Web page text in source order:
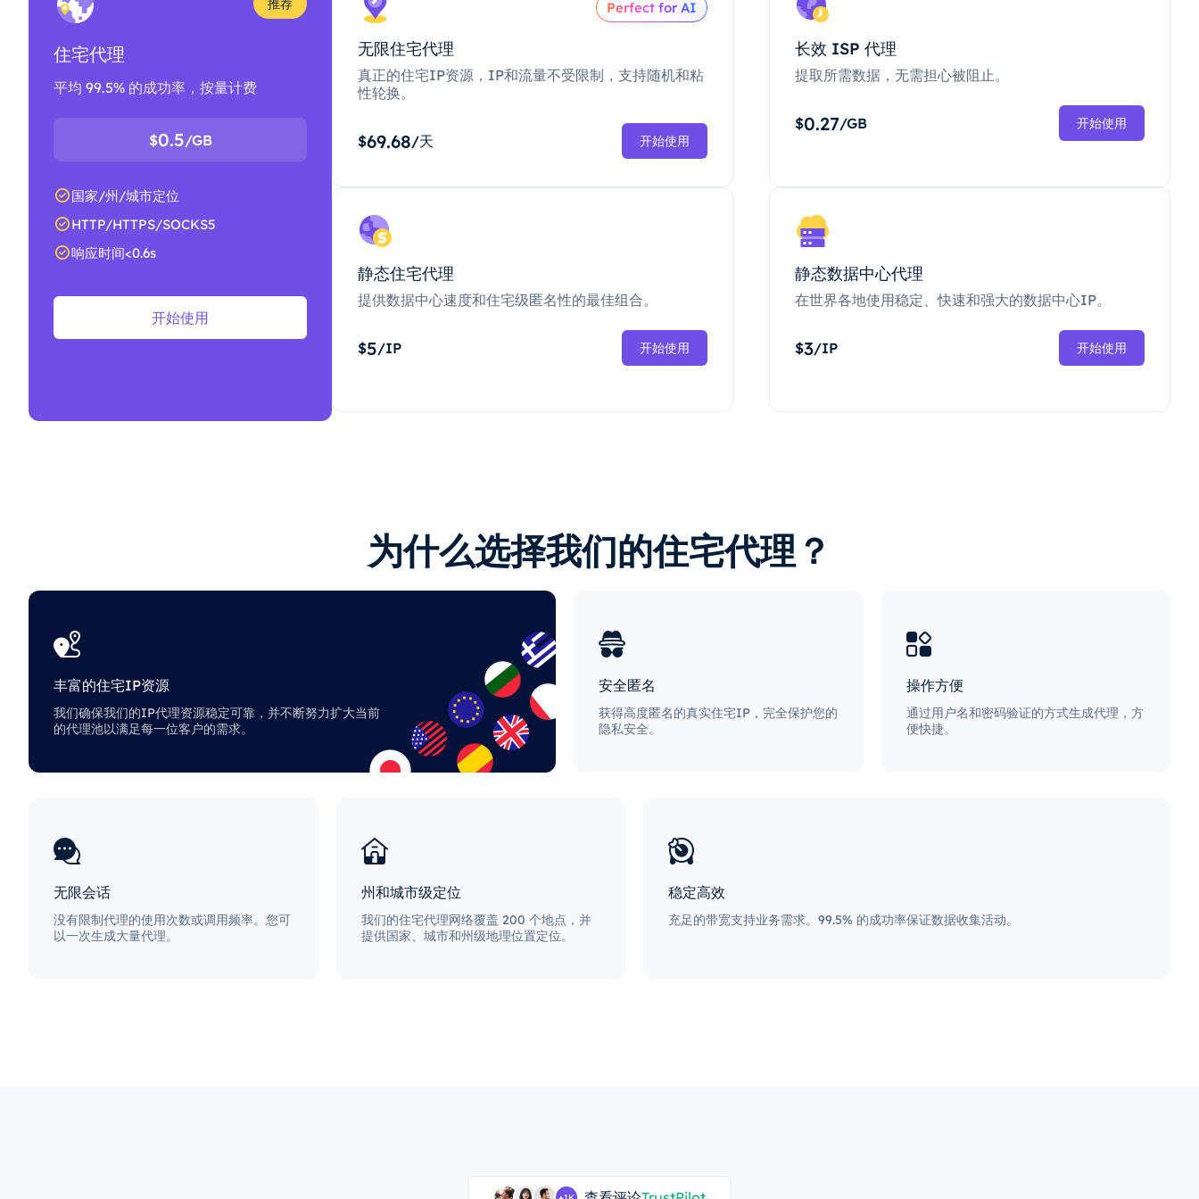
推荐
住宅代理
平均 99.5% 的成功率，按量计费
$0.5/GB
国家/州/城市定位
HTTP/HTTPS/SOCKS5
响应时间<0.6s
开始使用
Perfect for AI
无限住宅代理
真正的住宅IP资源，IP和流量不受限制，支持随机和粘
性轮换。
$69.68/天 开始使用
长效 ISP 代理
提取所需数据，无需担心被阻止。
$0.27/GB 开始使用
静态住宅代理
提供数据中心速度和住宅级匿名性的最佳组合。
$5/IP 开始使用
静态数据中心代理
在世界各地使用稳定、快速和强大的数据中心IP。
$3/IP 开始使用
为什么选择我们的住宅代理？
丰富的住宅IP资源
我们确保我们的IP代理资源稳定可靠，并不断努力扩大当前
的代理池以满足每一位客户的需求。
安全匿名
获得高度匿名的真实住宅IP，完全保护您的
隐私安全。
操作方便
通过用户名和密码验证的方式生成代理，方
便快捷。
无限会话
没有限制代理的使用次数或调用频率。您可
以一次生成大量代理。
州和城市级定位
我们的住宅代理网络覆盖 200 个地点，并
提供国家、城市和州级地理位置定位。
稳定高效
充足的带宽支持业务需求。99.5% 的成功率保证数据收集活动。